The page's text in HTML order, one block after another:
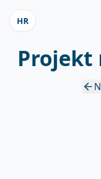
HR
Projekt